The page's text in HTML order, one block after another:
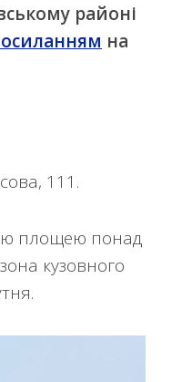
районі
на
111.
площею понад
кузовного